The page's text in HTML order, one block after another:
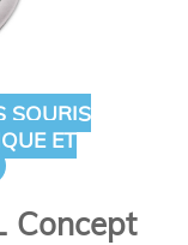
SOURIS
ET
Concept